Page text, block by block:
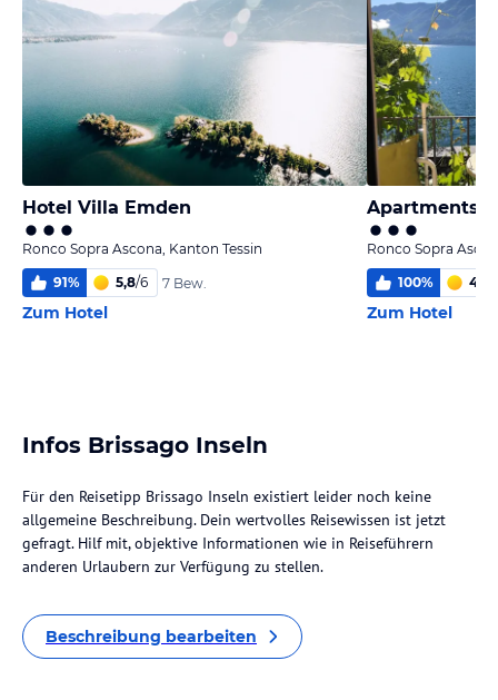
Hotel Villa Emden
Ronco Sopra Ascona, Kanton Tessin
91% 5,8/6 7 Bew.
Zum Hotel
Apartments
Ronco Sopra
100% 4,0
Zum Hotel
Infos Brissago Inseln
Für den Reisetipp Brissago Inseln existiert leider noch keine
allgemeine Beschreibung. Dein wertvolles Reisewissen ist jetzt
gefragt. Hilf mit, objektive Informationen wie in Reiseführern
anderen Urlaubern zur Verfügung zu stellen.
Beschreibung bearbeiten